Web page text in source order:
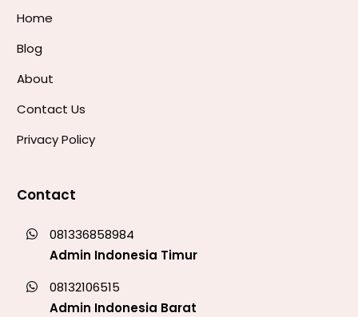
Home
Blog
About
Contact Us
Privacy Policy
Contact
081336858984
Admin Indonesia Timur
08132106515
Admin Indonesia Barat